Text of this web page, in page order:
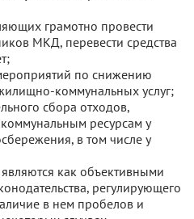
грамотно провести
МКД, перевести средства
по снижению
коммунальных услуг;
сбора отходов,
ресурсам у
в том числе у
как объективными
регулирующего
в нем пробелов и